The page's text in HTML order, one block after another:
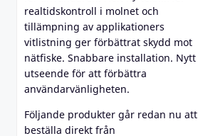
realtidskontroll i molnet och
tillämpning av applikationers
vitlistning ger förbättrat skydd mot
nätfiske. Snabbare installation. Nytt
utseende för att förbättra
användarvänligheten.
Följande produkter går redan nu att
beställa direkt från